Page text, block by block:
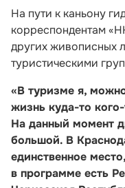
На пути к каньону
корреспондентам
других живописных
туристическими
«В туризме я,
жизнь куда-то
На данный момент
большой. В
единственное
в программе есть